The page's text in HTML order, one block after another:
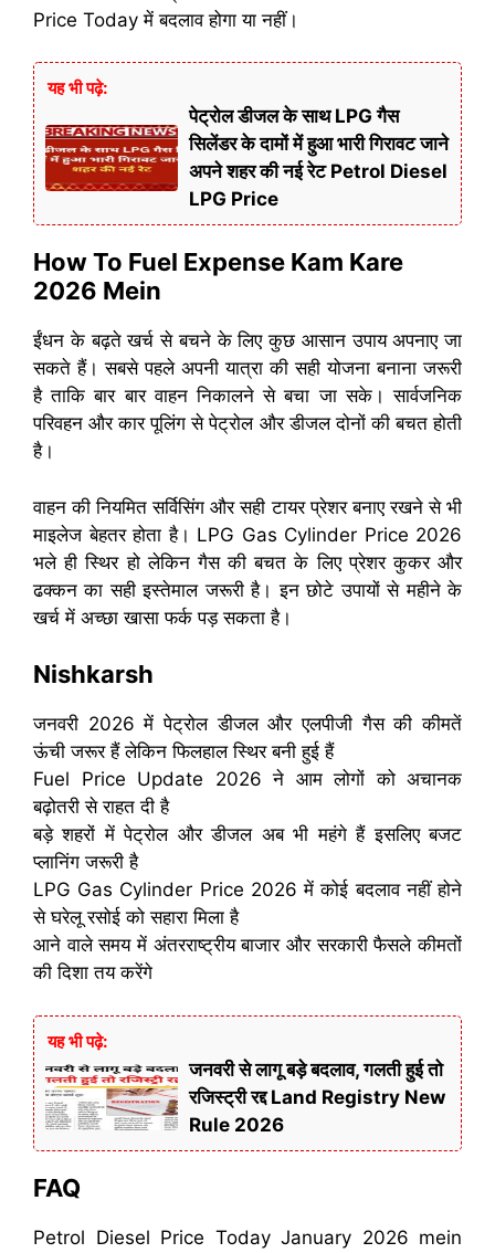
Price Today में बदलाव होगा या नहीं।
यह भी पढ़े:
पेट्रोल डीजल के साथ LPG गैस
सिलेंडर के दामों में हुआ भारी गिरावट जाने
अपने शहर की नई रेट Petrol Diesel
LPG Price
How To Fuel Expense Kam Kare
2026 Mein
ईंधन के बढ़ते खर्च से बचने के लिए कुछ आसान उपाय अपनाए जा
सकते हैं। सबसे पहले अपनी यात्रा की सही योजना बनाना जरूरी
है ताकि बार बार वाहन निकालने से बचा जा सके। सार्वजनिक
परिवहन और कार पूलिंग से पेट्रोल और डीजल दोनों की बचत होती
है।
वाहन की नियमित सर्विसिंग और सही टायर प्रेशर बनाए रखने से भी
माइलेज बेहतर होता है। LPG Gas Cylinder Price 2026
भले ही स्थिर हो लेकिन गैस की बचत के लिए प्रेशर कुकर और
ढक्कन का सही इस्तेमाल जरूरी है। इन छोटे उपायों से महीने के
खर्च में अच्छा खासा फर्क पड़ सकता है।
Nishkarsh
जनवरी 2026 में पेट्रोल डीजल और एलपीजी गैस की कीमतें
ऊंची जरूर हैं लेकिन फिलहाल स्थिर बनी हुई हैं
Fuel Price Update 2026 ने आम लोगों को अचानक
बढ़ोतरी से राहत दी है
बड़े शहरों में पेट्रोल और डीजल अब भी महंगे हैं इसलिए बजट
प्लानिंग जरूरी है
LPG Gas Cylinder Price 2026 में कोई बदलाव नहीं होने
से घरेलू रसोई को सहारा मिला है
आने वाले समय में अंतरराष्ट्रीय बाजार और सरकारी फैसले कीमतों
की दिशा तय करेंगे
यह भी पढ़े:
जनवरी से लागू बड़े बदलाव, गलती हुई तो
रजिस्ट्री रद्द Land Registry New
Rule 2026
FAQ
Petrol Diesel Price Today January 2026 mein